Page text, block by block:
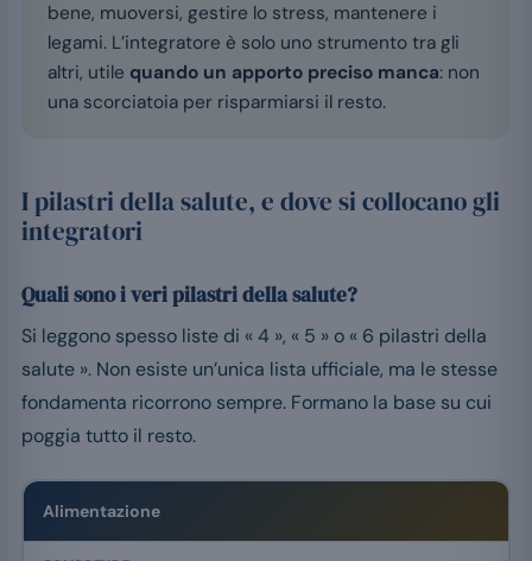
bene, muoversi, gestire lo stress, mantenere i
legami. L’integratore è solo uno strumento tra gli
altri, utile quando un apporto preciso manca: non
una scorciatoia per risparmiarsi il resto.
I pilastri della salute, e dove si collocano gli
integratori
Quali sono i veri pilastri della salute?
Si leggono spesso liste di « 4 », « 5 » o « 6 pilastri della
salute ». Non esiste un’unica lista ufficiale, ma le stesse
fondamenta ricorrono sempre. Formano la base su cui
poggia tutto il resto.
Alimentazione